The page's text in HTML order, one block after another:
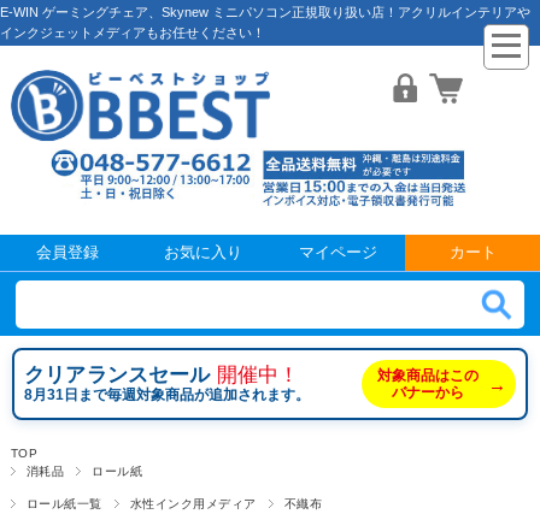
E-WIN ゲーミングチェア、Skynew ミニパソコン正規取り扱い店！アクリルインテリアや
インクジェットメディアもお任せください！
会員登録 お気に入り マイページ カート
クリアランスセール 開催中！
8月31日まで毎週対象商品が追加されます。
対象商品はこの
バナーから
→
TOP
消耗品
ロール紙
ロール紙一覧 水性インク用メディア 不織布